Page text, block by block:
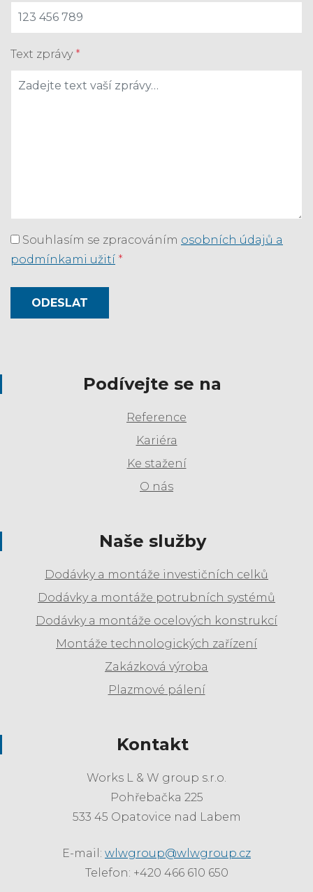
Text zprávy *
Souhlasím se zpracováním osobních údajů a
podmínkami užití *
ODESLAT
Podívejte se na
Reference
Kariéra
Ke stažení
O nás
Naše služby
Dodávky a montáže investičních celků
Dodávky a montáže potrubních systémů
Dodávky a montáže ocelových konstrukcí
Montáže technologických zařízení
Zakázková výroba
Plazmové pálení
Kontakt
Works L & W group s.r.o.
Pohřebačka 225
533 45 Opatovice nad Labem
E-mail: wlwgroup@wlwgroup.cz
Telefon: +420 466 610 650